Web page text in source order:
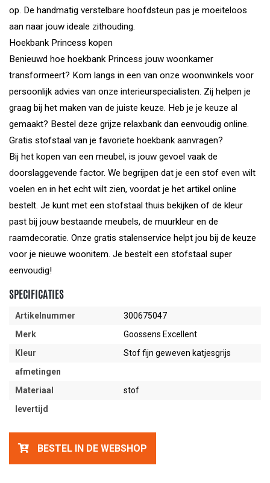
op. De handmatig verstelbare hoofdsteun pas je moeiteloos
aan naar jouw ideale zithouding.
Hoekbank Princess kopen
Benieuwd hoe hoekbank Princess jouw woonkamer
transformeert? Kom langs in een van onze woonwinkels voor
persoonlijk advies van onze interieurspecialisten. Zij helpen je
graag bij het maken van de juiste keuze. Heb je je keuze al
gemaakt? Bestel deze grijze relaxbank dan eenvoudig online.
Gratis stofstaal van je favoriete hoekbank aanvragen?
Bij het kopen van een meubel, is jouw gevoel vaak de
doorslaggevende factor. We begrijpen dat je een stof even wilt
voelen en in het echt wilt zien, voordat je het artikel online
bestelt. Je kunt met een stofstaal thuis bekijken of de kleur
past bij jouw bestaande meubels, de muurkleur en de
raamdecoratie. Onze gratis stalenservice helpt jou bij de keuze
voor je nieuwe woonitem. Je bestelt een stofstaal super
eenvoudig!
SPECIFICATIES
Artikelnummer
300675047
Merk
Goossens Excellent
Kleur
Stof fijn geweven katjesgrijs
afmetingen
Materiaal
stof
levertijd
BESTEL IN DE WEBSHOP